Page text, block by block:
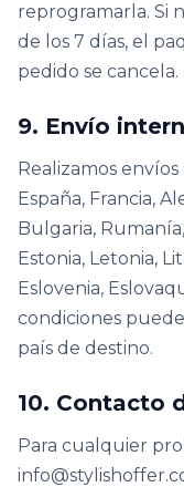
reprogramarla. Si
de los 7 días, el
pedido se cancela.
9. Envío
Realizamos envíos
España, Francia,
Bulgaria,
Estonia, Letonia,
Eslovenia,
condiciones
país de destino.
10. Contacto
Para cualquier